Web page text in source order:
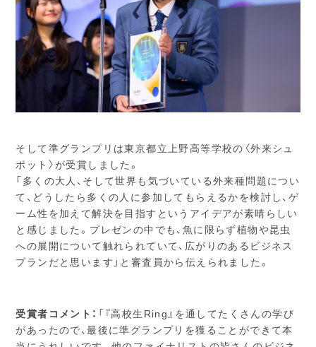
そして準グランプリは東京都立上野高等学校の〈外来シュ
ポット〉が受賞しました。
「多くの大人、そして世界も気づいている外来種問題につい
て、どうしたら多くの人に参加してもらえるかを検討し、ゲ
ーム性を加えて解決を目指すというアイデアが素晴らしい
と感じました。プレゼンの中でも、魚に限らず植物や昆虫
への展開について触れられていて、広がりのあるビジネス
プランだと思います」と審査員から伝えられました。
受賞者コメント： 「『高校生Ring』を通してたくさんの学び
があったので、最後に準グランプリを獲ることができて本